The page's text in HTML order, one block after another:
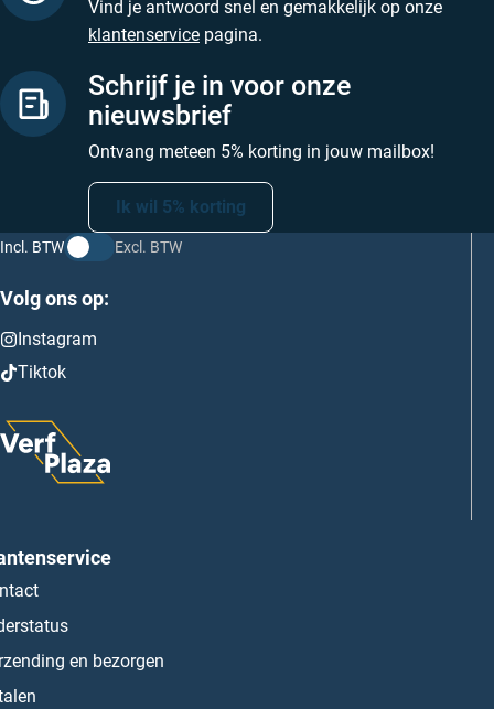
Vind je antwoord snel en gemakkelijk op onze
klantenservice pagina.
Schrijf je in voor onze
nieuwsbrief
Ontvang meteen 5% korting in jouw mailbox!
Ik wil 5% korting
Incl. BTW Excl. BTW
Volg ons op:
Instagram
Tiktok
en bezorgen